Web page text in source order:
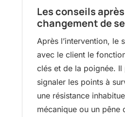
Les conseils
changement de
Après l’intervention, le
avec le client le
clés et de la poignée. Il
signaler les points à
une résistance
mécanique ou un pêne